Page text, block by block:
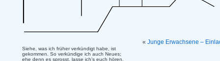
« Junge Erwachsene –
Siehe, was ich früher verkündigt habe, ist
gekommen. So verkündige ich auch Neues;
ehe denn es sprosst, lasse ich’s euch hören.